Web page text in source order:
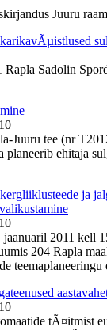
Juuru
Rapla Sadolin
Juuru tee (nr
planeerib ehitaja
ja
2011 kell
204 Rapla
tÃ¤itmist